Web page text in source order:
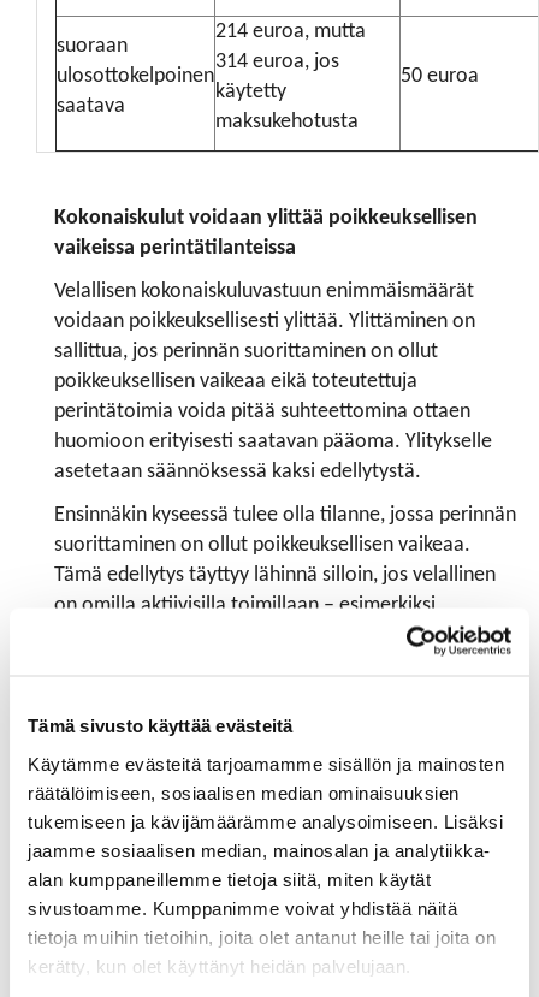
Tämä sivusto käyttää evästeitä
Käytämme evästeitä tarjoamamme sisällön ja mainosten
räätälöimiseen, sosiaalisen median ominaisuuksien
tukemiseen ja kävijämäärämme analysoimiseen. Lisäksi
jaamme sosiaalisen median, mainosalan ja analytiikka-
alan kumppaneillemme tietoja siitä, miten käytät
sivustoamme. Kumppanimme voivat yhdistää näitä
tietoja muihin tietoihin, joita olet antanut heille tai joita on
kerätty, kun olet käyttänyt heidän palvelujaan.
suoraan
ulosottokelpoinen
saatava
214 euroa, mutta
314 euroa, jos
käytetty
maksukehotusta
50 euroa
​​​​​​​Kokonaiskulut voidaan ylittää poikkeuksellisen
vaikeissa perintätilanteissa
Velallisen kokonaiskuluvastuun enimmäismäärät
voidaan poikkeuksellisesti ylittää. Ylittäminen on
sallittua, jos perinnän suorittaminen on ollut
poikkeuksellisen vaikeaa eikä toteutettuja
perintätoimia voida pitää suhteettomina ottaen
huomioon erityisesti saatavan pääoma. Ylitykselle
asetetaan säännöksessä kaksi edellytystä.
Ensinnäkin kyseessä tulee olla tilanne, jossa perinnän
suorittaminen on ollut poikkeuksellisen vaikeaa.
Tämä edellytys täyttyy lähinnä silloin, jos velallinen
on omilla aktiivisilla toimillaan – esimerkiksi
aiheettomia väitteitä esittämällä – tarkoituksellisesti
olla suhteettomia etenkään saatavan pääoma
huomioon ottaen. Suhteettomana voidaan pitää
esimerkiksi sitä, jos velalliselle lähetetään jatkuvasti
maksuvaatimuksia tilanteessa, jossa on selvää, että
velallinen on maksukyvytön.
Velalliselle on enimmäismääriä ylitettäessä esitettävä
erittely vaadituista perintäkuluista ja niiden
perusteista sekä samalla ilmoitettava ne syyt, joiden